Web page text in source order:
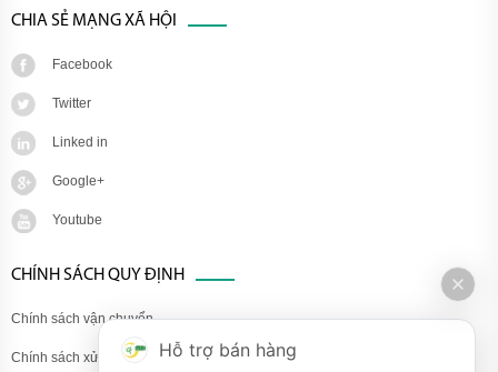
CHIA SẺ MẠNG XÃ HỘI
Facebook
Twitter
Linked in
Google+
Youtube
CHÍNH SÁCH QUY ĐỊNH
Chính sách vận chuyển
Chính sách xử lý khiếu nạiHỗ trợ bán hàng